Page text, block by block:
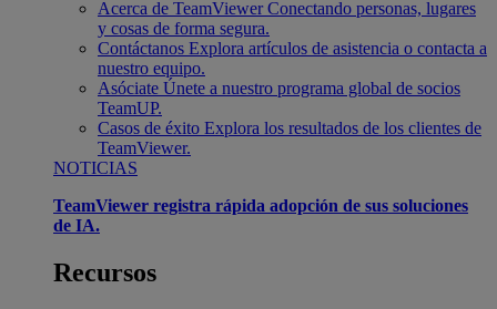
Acerca de TeamViewer Conectando personas, lugares
y cosas de forma segura.
Contáctanos Explora artículos de asistencia o contacta a
nuestro equipo.
Asóciate Únete a nuestro programa global de socios
TeamUP.
Casos de éxito Explora los resultados de los clientes de
TeamViewer.
NOTICIAS
TeamViewer registra rápida adopción de sus soluciones
de IA.
Recursos